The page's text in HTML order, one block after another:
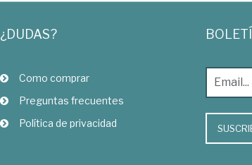
¿DUDAS?
Como comprar
Preguntas frecuentes
Política de privacidad